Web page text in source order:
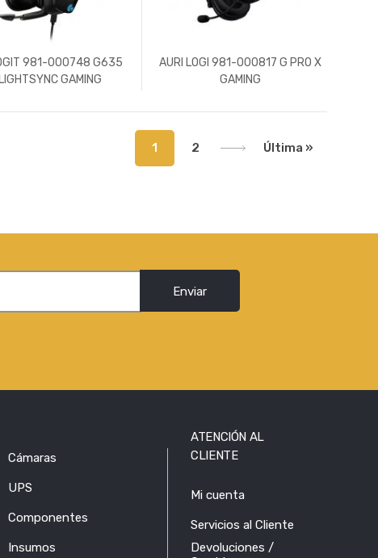
981-000748 G635
GAMING
AURI LOGI 981-000817 G PRO X
GAMING
1 2 Última »
Enviar
Cámaras
UPS
Componentes
Insumos
ATENCIÓN AL
CLIENTE
Mi cuenta
Servicios al Cliente
Devoluciones /